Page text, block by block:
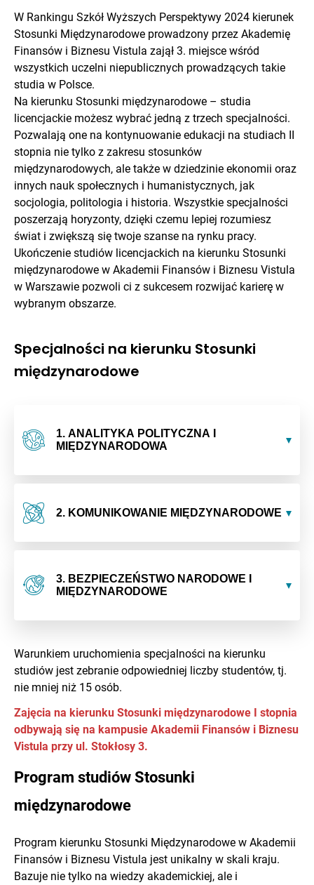
W Rankingu Szkół Wyższych Perspektywy 2024 kierunek
Stosunki Międzynarodowe prowadzony przez Akademię
Finansów i Biznesu Vistula zajął 3. miejsce wśród
wszystkich uczelni niepublicznych prowadzących takie
studia w Polsce.
Na kierunku Stosunki międzynarodowe – studia
licencjackie możesz wybrać jedną z trzech specjalności.
Pozwalają one na kontynuowanie edukacji na studiach II
stopnia nie tylko z zakresu stosunków
międzynarodowych, ale także w dziedzinie ekonomii oraz
innych nauk społecznych i humanistycznych, jak
socjologia, politologia i historia. Wszystkie specjalności
poszerzają horyzonty, dzięki czemu lepiej rozumiesz
świat i zwiększą się twoje szanse na rynku pracy.
Ukończenie studiów licencjackich na kierunku Stosunki
międzynarodowe w Akademii Finansów i Biznesu Vistula
w Warszawie pozwoli ci z sukcesem rozwijać karierę w
wybranym obszarze.
Specjalności na kierunku Stosunki
międzynarodowe
1. ANALITYKA POLITYCZNA I
MIĘDZYNARODOWA
2. KOMUNIKOWANIE MIĘDZYNARODOWE
3. BEZPIECZEŃSTWO NARODOWE I
MIĘDZYNARODOWE
Warunkiem uruchomienia specjalności na kierunku
studiów jest zebranie odpowiedniej liczby studentów, tj.
nie mniej niż 15 osób.
Zajęcia na kierunku Stosunki międzynarodowe I stopnia
odbywają się na kampusie Akademii Finansów i Biznesu
Vistula przy ul. Stokłosy 3.
Program studiów Stosunki
międzynarodowe
Program kierunku Stosunki Międzynarodowe w Akademii
Finansów i Biznesu Vistula jest unikalny w skali kraju.
Bazuje nie tylko na wiedzy akademickiej, ale i